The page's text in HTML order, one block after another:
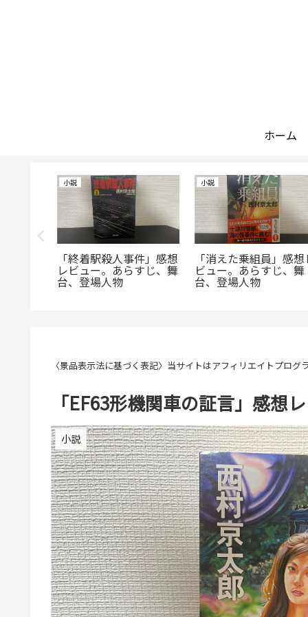
ホーム
小説
「終着駅殺人事件」感想
レビュー。あらすじ、舞
台、登場人物
小説
「消えた乗組員」感
ビュー。あらすじ、舞
台、登場人物
〈景品表示法に基づく表記〉当サイトはアフィリエイトプログ
「EF63形機関車の証言」感想
小説